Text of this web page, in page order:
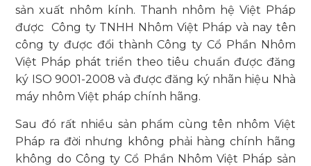
sản xuất nhôm kính. Thanh nhôm hệ Việt Pháp
được Công ty TNHH Nhôm Việt Pháp và nay tên
công ty được đổi thành Công ty Cổ Phần Nhôm
Việt Pháp phát triển theo tiêu chuẩn được đăng
ký ISO 9001-2008 và được đăng ký nhãn hiệu Nhà
máy nhôm Việt pháp chính hãng.
Sau đó rất nhiều sản phẩm cùng tên nhôm Việt
Pháp ra đời nhưng không phải hàng chính hãng
không do Công ty Cổ Phần Nhôm Việt Pháp sản